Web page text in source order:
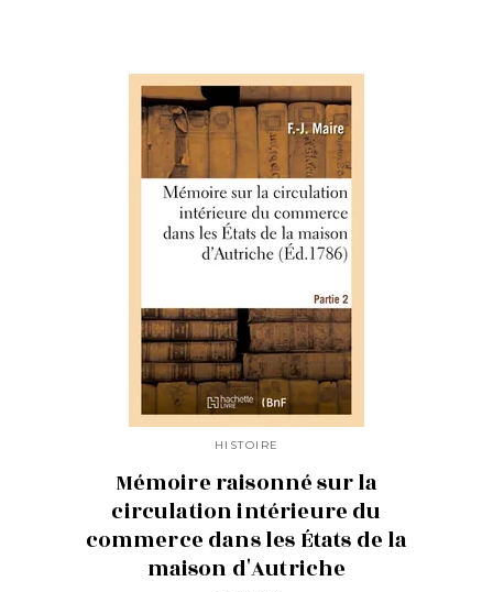
HISTOIRE
Mémoire raisonné sur la
circulation intérieure du
commerce dans les États de la
maison d'Autriche